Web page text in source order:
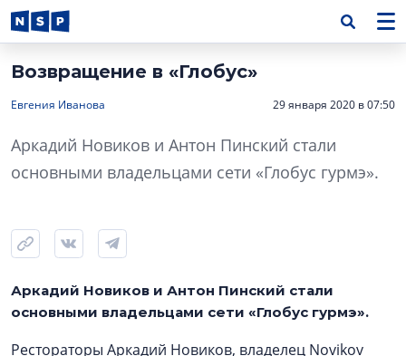
Возвращение в «Глобус»
Евгения Иванова 29 января 2020 в 07:50
Аркадий Новиков и Антон Пинский стали
основными владельцами сети «Глобус гурмэ».
Аркадий Новиков и Антон Пинский стали
основными владельцами сети «Глобус гурмэ».
Рестораторы Аркадий Новиков, владелец Novikov